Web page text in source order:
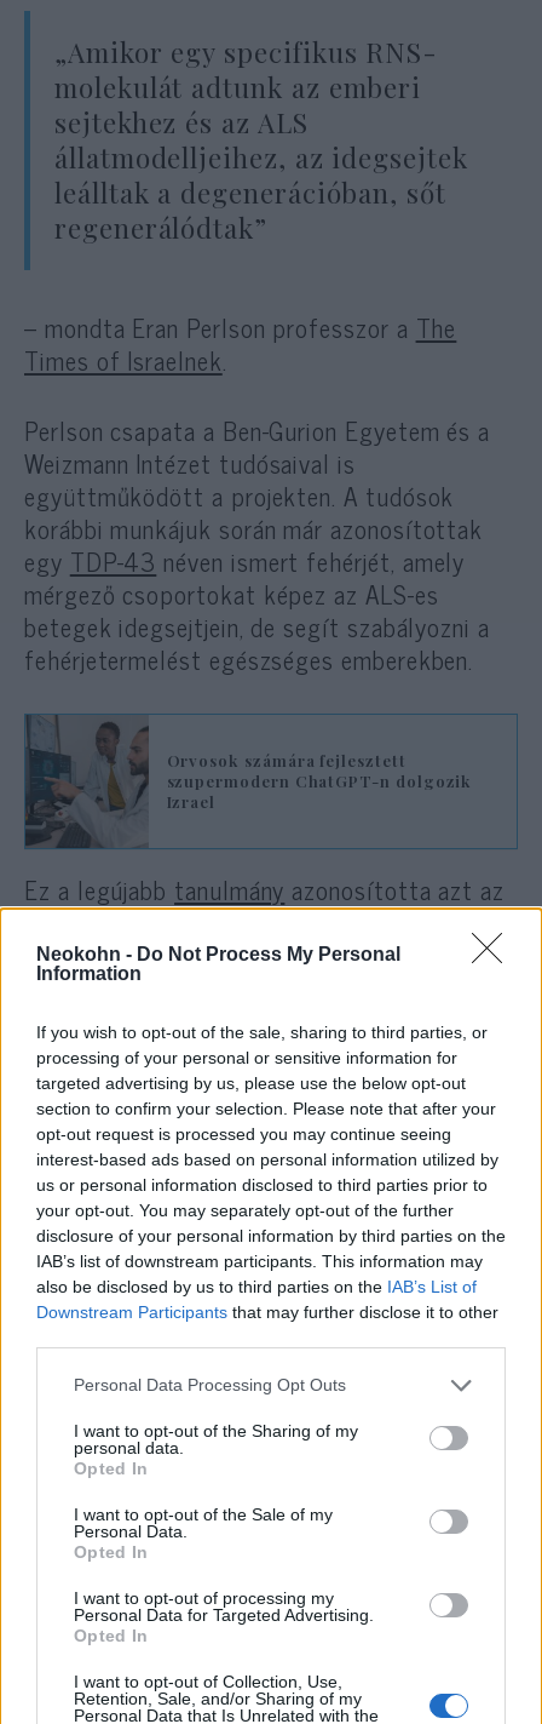
Neokohn - Do Not Process My Personal
Information
If you wish to opt-out of the sale, sharing to third parties, or
processing of your personal or sensitive information for
targeted advertising by us, please use the below opt-out
section to confirm your selection. Please note that after your
opt-out request is processed you may continue seeing
interest-based ads based on personal information utilized by
us or personal information disclosed to third parties prior to
your opt-out. You may separately opt-out of the further
disclosure of your personal information by third parties on the
IAB’s list of downstream participants. This information may
also be disclosed by us to third parties on the IAB’s List of
Downstream Participants that may further disclose it to other
Please note that this website/app uses one or more Google
not limited to your visit or usage behaviour. You may click to
grant or deny consent to Google and its third-party tags to
use your data for below specified purposes in below Google
consent section.
Personal Data Processing Opt Outs
I want to opt-out of the Sharing of my
personal data.
Opted In
I want to opt-out of the Sale of my
Personal Data.
Opted In
I want to opt-out of processing my
Personal Data for Targeted Advertising.
Opted In
I want to opt-out of Collection, Use,
Retention, Sale, and/or Sharing of my
Personal Data that Is Unrelated with the
„Amikor egy specifikus RNS-
molekulát adtunk az emberi
sejtekhez és az ALS
állatmodelljeihez, az idegsejtek
leálltak a degenerációban, sőt
regenerálódtak”
– mondta Eran Perlson professzor a The
Times of Israelnek.
Perlson csapata a Ben-Gurion Egyetem és a
Weizmann Intézet tudósaival is
együttműködött a projekten. A tudósok
korábbi munkájuk során már azonosítottak
egy TDP-43 néven ismert fehérjét, amely
mérgező csoportokat képez az ALS-es
betegek idegsejtjein, de segít szabályozni a
fehérjetermelést egészséges emberekben.
Orvosok számára fejlesztett
szupermodern ChatGPT-n dolgozik
Izrael
Ez a legújabb tanulmány azonosította azt az
ágenst, amely a TDP-43 rendellenes
működését okozza, egy másik molekulát, a
mikroRNS-126-ot. Amikor nincs elég
mikroRNS-126a szervezetben, túl sok TDP-
43 termelődik, ami legyengítő tüneteket
okozhat. A kutatók azt találták, hogy ha
extra mikroRNS-126-ot adunk az ALS-es
betegek szöveteihez és a betegséggel
injekciózott egerekhez, az képes enyhíteni,
sőt visszafordítani a neurodegeneratív
hatásokat.
Ezután a klinikai vizsgálatokban szeretnék
alkalmazni az eredményeiket. Ha sikeresek,
akkor figyelemre méltó előrelépést
jelentenek egy olyan betegség kezelésében,
amelyet rendkívül nehéz kezelni.
„Az ALS okainak gyökeréig
lehetővé tegyük a hatékony
gyógyszerek kifejlesztését erre a
gyógyíthatatlan betegségre”